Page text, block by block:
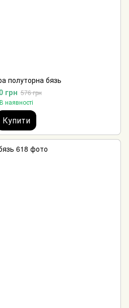
полуторна бязь
грн 576 грн
В наявності
Купити